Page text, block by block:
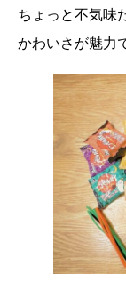
ちょっと不気味
かわいさが魅力